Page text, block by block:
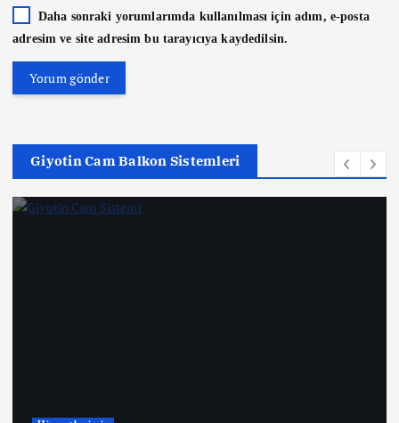
Daha sonraki yorumlarımda kullanılması için adım, e-posta
adresim ve site adresim bu tarayıcıya kaydedilsin.
Giyotin Cam Balkon Sistemleri